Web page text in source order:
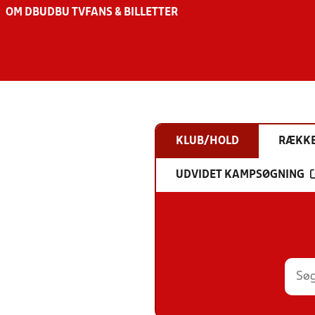
OM DBU DBU TV FANS & BILLETTER
KLUB/HOLD
UDVIDET KAMPSØGNING